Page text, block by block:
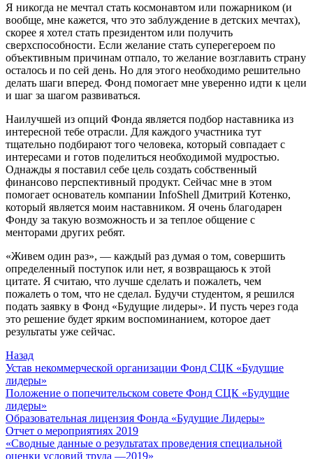
Я никогда не мечтал стать космонавтом или пожарником (и
вообще, мне кажется, что это заблуждение в детских мечтах),
скорее я хотел стать президентом или получить
сверхспособности. Если желание стать суперегероем по
объективным причинам отпало, то желание возглавить страну
осталось и по сей день. Но для этого необходимо решительно
делать шаги вперед. Фонд помогает мне уверенно идти к цели
и шаг за шагом развиваться.
Наилучшей из опций Фонда является подбор наставника из
интересной тебе отрасли. Для каждого участника тут
тщательно подбирают того человека, который совпадает с
интересами и готов поделиться необходимой мудростью.
Однажды я поставил себе цель создать собственный
финансово перспективный продукт. Сейчас мне в этом
помогает основатель компании InfoShell Дмитрий Котенко,
который является моим наставником. Я очень благодарен
Фонду за такую возможность и за теплое общение с
менторами других ребят.
«Живем один раз», — каждый раз думая о том, совершить
определенный поступок или нет, я возвращаюсь к этой
цитате. Я считаю, что лучше сделать и пожалеть, чем
пожалеть о том, что не сделал. Будучи студентом, я решился
подать заявку в Фонд «Будущие лидеры». И пусть через года
это решение будет ярким воспоминанием, которое дает
результаты уже сейчас.
Назад
Устав некоммерческой организации Фонд СЦК «Будущие
лидеры»
Положение о попечительском совете Фонд СЦК «Будущие
лидеры»
Образовательная лицензия Фонда «Будущие Лидеры»
Отчет о мероприятиях 2019
«Cводные данные о результатах проведения специальной
оценки условий труда —2019»